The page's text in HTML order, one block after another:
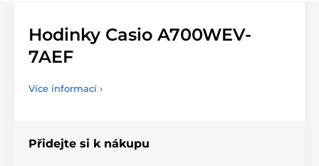
Hodinky Casio A700WEV-
7AEF
Více informací ›
Přidejte si k nákupu